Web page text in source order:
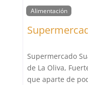
Alimentación
Supermercado
de La Oliva,
que aparte de